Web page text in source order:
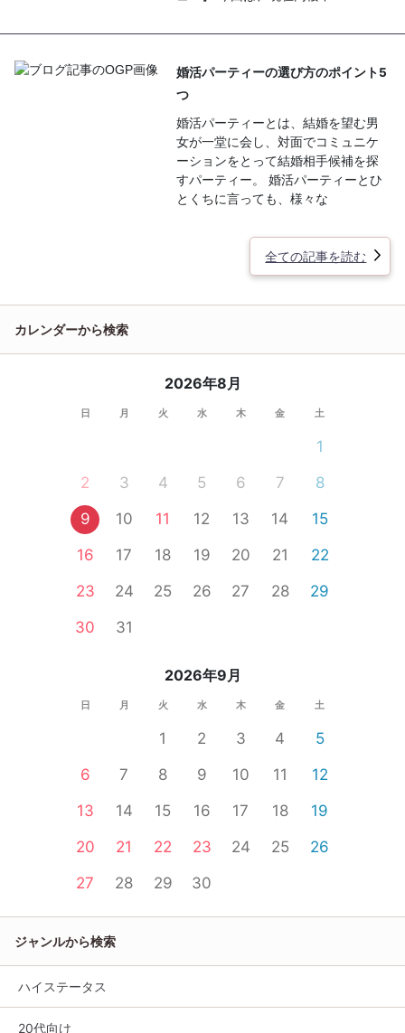
婚活パーティーの選び方のポイント5
つ
婚活パーティーとは、結婚を望む男
女が一堂に会し、対面でコミュニケ
ーションをとって結婚相手候補を探
すパーティー。 婚活パーティーとひ
とくちに言っても、様々な
全ての記事を読む
カレンダーから検索
2026年8月
日 月 火 水 木 金 土
1
2
3 4 5 6 7
8
9
10 11 12 13 14
15
16
17 18 19 20 21
22
23
24 25 26 27 28
29
30
31
2026年9月
日 月 火 水 木 金 土
1 2 3 4
5
6
7 8 9 10 11
12
13
14 15 16 17 18
19
20
21 22 23 24 25
26
27
28 29 30
ジャンルから検索
ハイステータス
20代向け